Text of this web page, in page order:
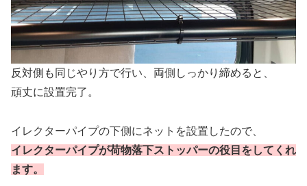
反対側も同じやり方で行い、両側しっかり締めると、
頑丈に設置完了。
イレクターパイプの下側にネットを設置したので、
イレクターパイプが荷物落下ストッパーの役目をしてくれ
ます。